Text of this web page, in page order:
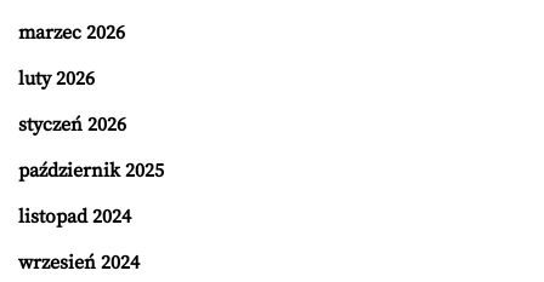
marzec 2026
luty 2026
styczeń 2026
październik 2025
listopad 2024
wrzesień 2024